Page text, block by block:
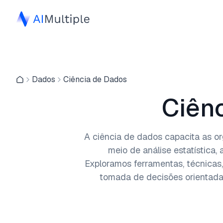
Dados Ciência de Dados
A ciência de dados capacita as
meio de análise estatística,
Exploramos ferramentas,
tomada de decisões